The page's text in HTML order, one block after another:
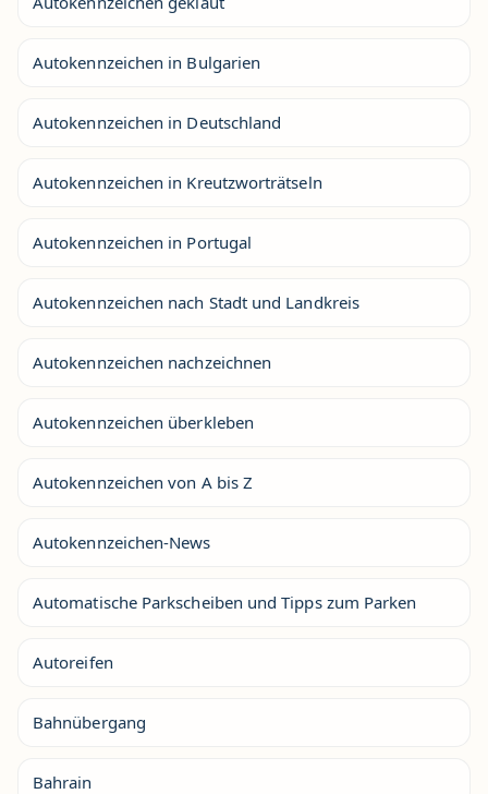
Autokennzeichen in Bulgarien
Autokennzeichen in Deutschland
Autokennzeichen in Kreutzworträtseln
Autokennzeichen in Portugal
Autokennzeichen nach Stadt und Landkreis
Autokennzeichen nachzeichnen
Autokennzeichen überkleben
Autokennzeichen von A bis Z
Autokennzeichen-News
Automatische Parkscheiben und Tipps zum Parken
Autoreifen
Bahnübergang
Bahrain